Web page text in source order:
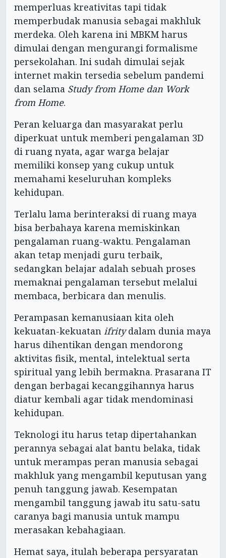
memperluas kreativitas tapi tidak
memperbudak manusia sebagai makhluk
merdeka. Oleh karena ini MBKM harus
dimulai dengan mengurangi formalisme
persekolahan. Ini sudah dimulai sejak
internet makin tersedia sebelum pandemi
dan selama Study from Home dan Work
from Home.
Peran keluarga dan masyarakat perlu
diperkuat untuk memberi pengalaman 3D
di ruang nyata, agar warga belajar
memiliki konsep yang cukup untuk
memahami keseluruhan kompleks
kehidupan.
Terlalu lama berinteraksi di ruang maya
bisa berbahaya karena memiskinkan
pengalaman ruang-waktu. Pengalaman
akan tetap menjadi guru terbaik,
sedangkan belajar adalah sebuah proses
memaknai pengalaman tersebut melalui
membaca, berbicara dan menulis.
Perampasan kemanusiaan kita oleh
kekuatan-kekuatan ifritydalam dunia maya
harus dihentikan dengan mendorong
aktivitas fisik, mental, intelektual serta
spiritual yang lebih bermakna. Prasarana IT
dengan berbagai kecanggihannya harus
diatur kembali agar tidak mendominasi
kehidupan.
Teknologi itu harus tetap dipertahankan
perannya sebagai alat bantu belaka, tidak
untuk merampas peran manusia sebagai
makhluk yang mengambil keputusan yang
penuh tanggung jawab. Kesempatan
mengambil tanggung jawab itu satu-satu
caranya bagi manusia untuk mampu
merasakan kebahagiaan.
Hemat saya, itulah beberapa persyaratan